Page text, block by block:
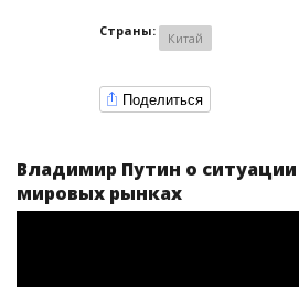
Страны: Китай
Поделиться
Владимир Путин о ситуации
мировых рынках